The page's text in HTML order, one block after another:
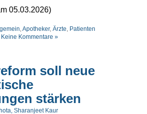
05.03.2026)
,Apotheker,Ärzte, Patienten
Keine Kommentare »
soll neue
stärken
Sharanjeet Kaur